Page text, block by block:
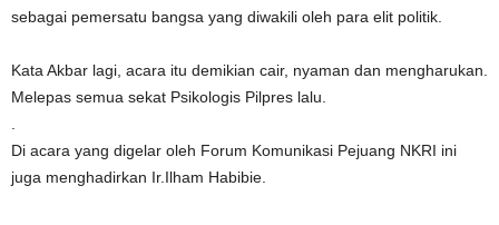
sebagai pemersatu bangsa yang diwakili oleh para elit politik.
Kata Akbar lagi, acara itu demikian cair, nyaman dan mengharukan.
Melepas semua sekat Psikologis Pilpres lalu.
Di acara yang digelar oleh Forum Komunikasi Pejuang NKRI ini
juga menghadirkan Ir.Ilham Habibie.